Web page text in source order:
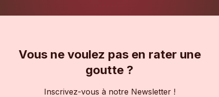
Vous ne voulez pas en rater une
goutte ?
Inscrivez-vous à notre Newsletter !